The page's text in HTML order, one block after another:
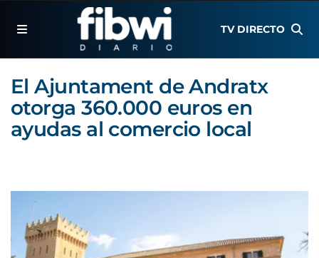
TV DIRECTO
El Ajuntament de Andratx
otorga 360.000 euros en
ayudas al comercio local